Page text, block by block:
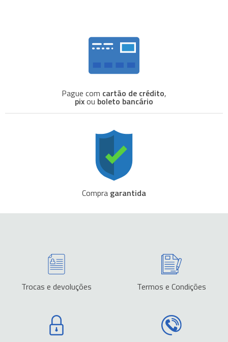
Pague com cartão de crédito,
pixou boleto bancário
Compra garantida
Trocas e devoluções Termos e Condições